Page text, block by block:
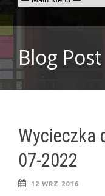
Blog Post
Wycieczka
07-2022
12 WRZ 2016